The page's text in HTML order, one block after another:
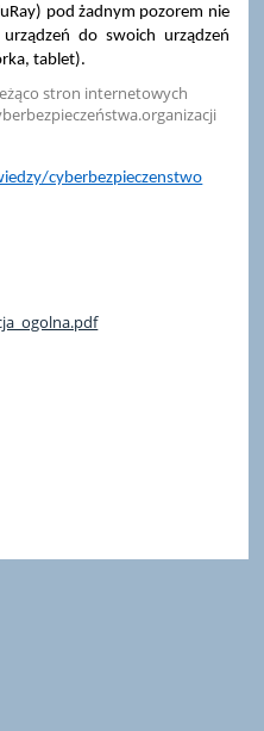
pod żadnym pozorem nie
urządzeń do swoich urządzeń
tablet).
stron internetowych
cyberbezpieczenstwo